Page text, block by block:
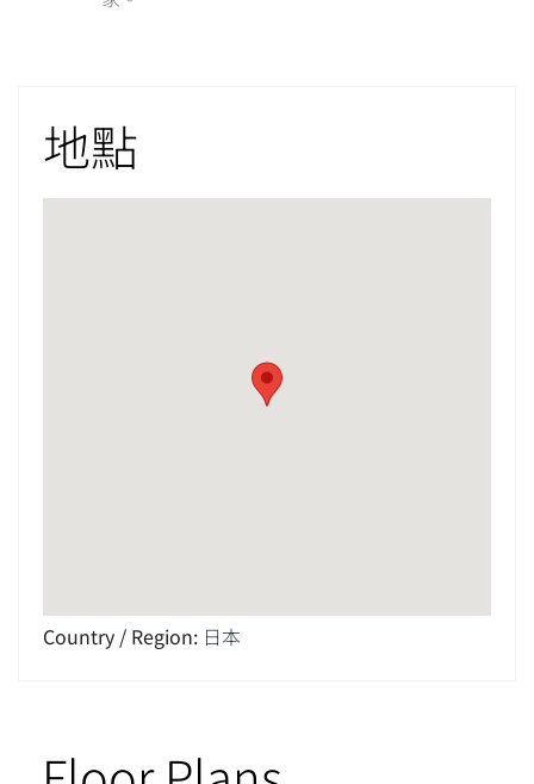
地點
Country / Region: 日本